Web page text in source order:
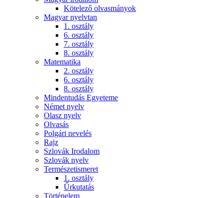
Kötelező olvasmányok
Magyar nyelvtan
1. osztály
6. osztály
7. osztály
8. osztály
Matematika
2. osztály
6. osztály
8. osztály
Mindentudás Egyeteme
Német nyelv
Olasz nyelv
Olvasás
Polgári nevelés
Rajz
Szlovák Irodalom
Szlovák nyelv
Természetismeret
1. osztály
Űrkutatás
Történelem